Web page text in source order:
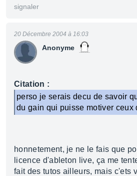
signaler
Anonyme
20 Décembre 2004 à 16:03
Citation :
perso je serais decu de savoir
du gain qui puisse motiver ceux
honnetement, je ne le fais que
licence d'ableton live, ça me
fait des tutos ailleurs, mais c'ets